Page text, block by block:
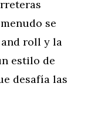
se
roll y la
estilo de
desafía las